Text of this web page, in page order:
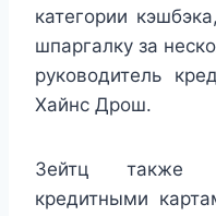
категории
шпаргалку за
руководитель
Хайнс Дрош.
Зейтц также
кредитными